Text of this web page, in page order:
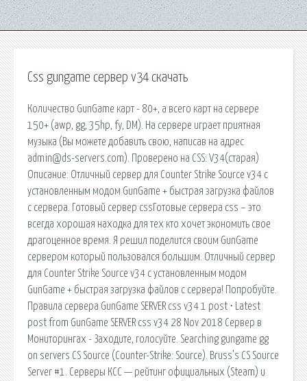
Css gungame сервер v34 скачать
Количество GunGame карт - 80+, а всего карт на сервере
150+ (awp, gg, 35hp, fy, DM). На сервере играет приятная
музыка (Вы можете добавить свою, написав на адрес
admin@ds-servers.com). Проверено на CSS: V34(старая)
Описание: Отличный сервер для Counter Strike Source v34 с
установленным модом GunGame + быстрая загрузка файлов
с сервера. Готовый сервер cssГотовые сервера css – это
всегда хорошая находка для тех кто хочет экономить свое
драгоценное время. Я решил поделится своим GunGame
сервером который пользовался большим. Отличный сервер
для Counter Strike Source v34 с установленным модом
GunGame + быстрая загрузка файлов с сервера! Попробуйте.
Правила сервера GunGame SERVER css v34 1 post ⋅ Latest
post from GunGame SERVER css v34 28 Nov 2018 Сервер в
Мониторингах - Заходите, голосуйте. Searching gungame gg
on servers CS Source (Counter-Strike: Source). Bruss’s CS Source
Server #1. Серверы КСС — рейтинг официальных (Steam) и